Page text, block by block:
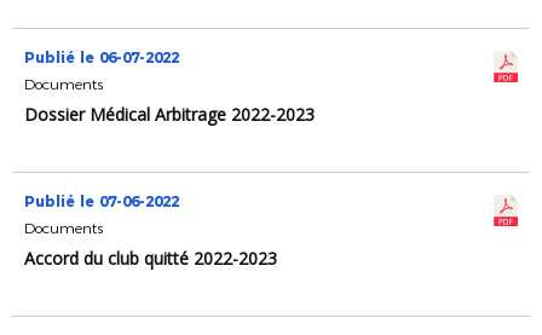
Publié le 06-07-2022
Documents
Dossier Médical Arbitrage 2022-2023
Publié le 07-06-2022
Documents
Accord du club quitté 2022-2023